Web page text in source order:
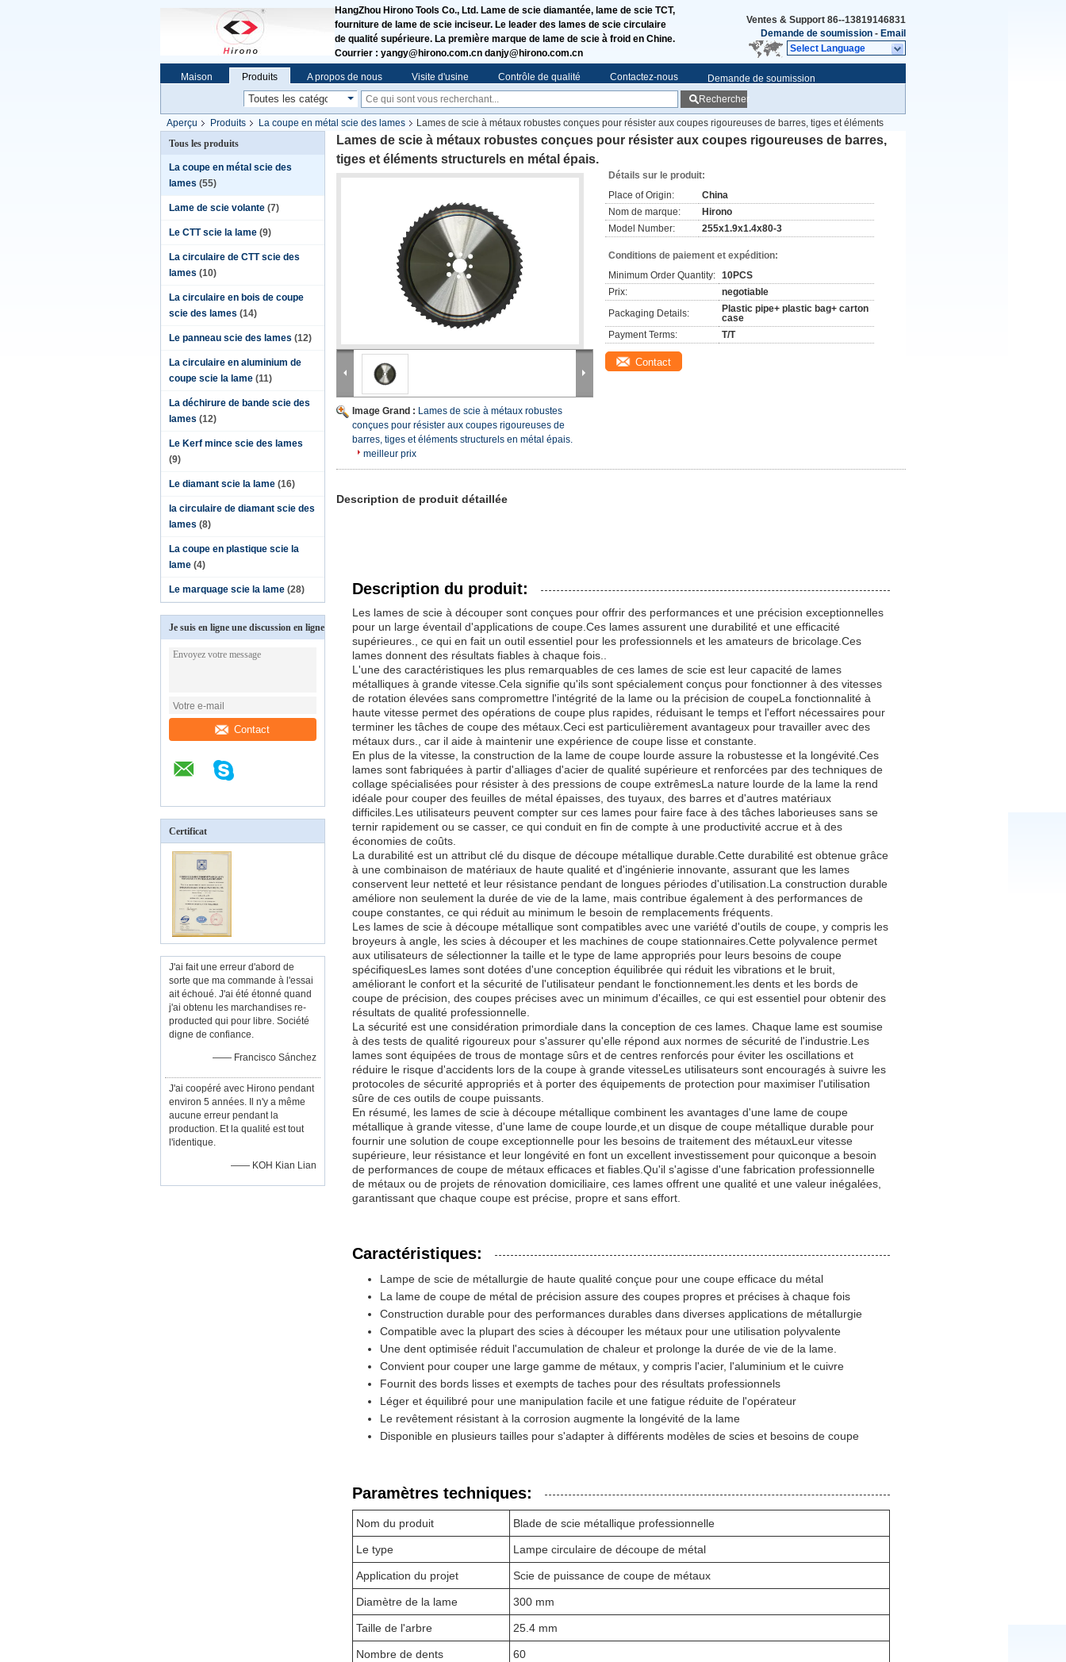
HangZhou Hirono Tools Co., Ltd. Lame de scie diamantée, lame de scie TCT,
fourniture de lame de scie inciseur. Le leader des lames de scie circulaire
de qualité supérieure. La première marque de lame de scie à froid en Chine.
Courrier : yangy@hirono.com.cn danjy@hirono.com.cn
Ventes & Support 86--13819146831
Demande de soumission - Email
Select Language
Maison Produits A propos de nous Visite d'usine Contrôle de qualité Contactez-nous
Demande de soumission
Rechercher
Aperçu Produits La coupe en métal scie des lames
Lames de scie à métaux robustes conçues pour résister aux coupes rigoureuses de barres, tiges et éléments
structurels en métal épais.
Tous les produits
La coupe en métal scie des
lames (55)
Lame de scie volante (7)
Le CTT scie la lame (9)
La circulaire de CTT scie des
lames (10)
La circulaire en bois de coupe
scie des lames (14)
Le panneau scie des lames (12)
La circulaire en aluminium de
coupe scie la lame (11)
La déchirure de bande scie des
lames (12)
Le Kerf mince scie des lames
(9)
Le diamant scie la lame (16)
la circulaire de diamant scie des
lames (8)
La coupe en plastique scie la
lame (4)
Le marquage scie la lame (28)
Je suis en ligne une discussion en ligne
Contact
Certificat
J'ai fait une erreur d'abord de
sorte que ma commande à l'essai
ait échoué. J'ai été étonné quand
j'ai obtenu les marchandises re-
producted qui pour libre. Société
digne de confiance.
—— Francisco Sánchez
J'ai coopéré avec Hirono pendant
environ 5 années. Il n'y a même
aucune erreur pendant la
production. Et la qualité est tout
l'identique.
—— KOH Kian Lian
Lames de scie à métaux robustes conçues pour résister aux coupes rigoureuses de barres,
tiges et éléments structurels en métal épais.
Image Grand : Lames de scie à métaux robustes
conçues pour résister aux coupes rigoureuses de
barres, tiges et éléments structurels en métal épais.
meilleur prix
Détails sur le produit:
Place of Origin:
China
Nom de marque:
Hirono
Model Number:
255x1.9x1.4x80-3
Conditions de paiement et expédition:
Minimum Order Quantity: 10PCS
Prix:
negotiable
Packaging Details:
Plastic pipe+ plastic bag+ carton
case
Payment Terms:
T/T
Contact
Description de produit détaillée
Description du produit:
Les lames de scie à découper sont conçues pour offrir des performances et une précision exceptionnelles
pour un large éventail d'applications de coupe.Ces lames assurent une durabilité et une efficacité
supérieures., ce qui en fait un outil essentiel pour les professionnels et les amateurs de bricolage.Ces
lames donnent des résultats fiables à chaque fois..
L'une des caractéristiques les plus remarquables de ces lames de scie est leur capacité de lames
métalliques à grande vitesse.Cela signifie qu'ils sont spécialement conçus pour fonctionner à des vitesses
de rotation élevées sans compromettre l'intégrité de la lame ou la précision de coupeLa fonctionnalité à
haute vitesse permet des opérations de coupe plus rapides, réduisant le temps et l'effort nécessaires pour
terminer les tâches de coupe des métaux.Ceci est particulièrement avantageux pour travailler avec des
métaux durs., car il aide à maintenir une expérience de coupe lisse et constante.
En plus de la vitesse, la construction de la lame de coupe lourde assure la robustesse et la longévité.Ces
lames sont fabriquées à partir d'alliages d'acier de qualité supérieure et renforcées par des techniques de
collage spécialisées pour résister à des pressions de coupe extrêmesLa nature lourde de la lame la rend
idéale pour couper des feuilles de métal épaisses, des tuyaux, des barres et d'autres matériaux
difficiles.Les utilisateurs peuvent compter sur ces lames pour faire face à des tâches laborieuses sans se
ternir rapidement ou se casser, ce qui conduit en fin de compte à une productivité accrue et à des
économies de coûts.
La durabilité est un attribut clé du disque de découpe métallique durable.Cette durabilité est obtenue grâce
à une combinaison de matériaux de haute qualité et d'ingénierie innovante, assurant que les lames
conservent leur netteté et leur résistance pendant de longues périodes d'utilisation.La construction durable
améliore non seulement la durée de vie de la lame, mais contribue également à des performances de
coupe constantes, ce qui réduit au minimum le besoin de remplacements fréquents.
Les lames de scie à découpe métallique sont compatibles avec une variété d'outils de coupe, y compris les
broyeurs à angle, les scies à découper et les machines de coupe stationnaires.Cette polyvalence permet
aux utilisateurs de sélectionner la taille et le type de lame appropriés pour leurs besoins de coupe
spécifiquesLes lames sont dotées d'une conception équilibrée qui réduit les vibrations et le bruit,
améliorant le confort et la sécurité de l'utilisateur pendant le fonctionnement.les dents et les bords de
coupe de précision, des coupes précises avec un minimum d'écailles, ce qui est essentiel pour obtenir des
résultats de qualité professionnelle.
La sécurité est une considération primordiale dans la conception de ces lames. Chaque lame est soumise
à des tests de qualité rigoureux pour s'assurer qu'elle répond aux normes de sécurité de l'industrie.Les
lames sont équipées de trous de montage sûrs et de centres renforcés pour éviter les oscillations et
réduire le risque d'accidents lors de la coupe à grande vitesseLes utilisateurs sont encouragés à suivre les
protocoles de sécurité appropriés et à porter des équipements de protection pour maximiser l'utilisation
sûre de ces outils de coupe puissants.
En résumé, les lames de scie à découpe métallique combinent les avantages d'une lame de coupe
métallique à grande vitesse, d'une lame de coupe lourde,et un disque de coupe métallique durable pour
fournir une solution de coupe exceptionnelle pour les besoins de traitement des métauxLeur vitesse
supérieure, leur résistance et leur longévité en font un excellent investissement pour quiconque a besoin
de performances de coupe de métaux efficaces et fiables.Qu'il s'agisse d'une fabrication professionnelle
de métaux ou de projets de rénovation domiciliaire, ces lames offrent une qualité et une valeur inégalées,
garantissant que chaque coupe est précise, propre et sans effort.
Caractéristiques:
Lampe de scie de métallurgie de haute qualité conçue pour une coupe efficace du métal
La lame de coupe de métal de précision assure des coupes propres et précises à chaque fois
Construction durable pour des performances durables dans diverses applications de métallurgie
Compatible avec la plupart des scies à découper les métaux pour une utilisation polyvalente
Une dent optimisée réduit l'accumulation de chaleur et prolonge la durée de vie de la lame.
Convient pour couper une large gamme de métaux, y compris l'acier, l'aluminium et le cuivre
Fournit des bords lisses et exempts de taches pour des résultats professionnels
Léger et équilibré pour une manipulation facile et une fatigue réduite de l'opérateur
Le revêtement résistant à la corrosion augmente la longévité de la lame
Disponible en plusieurs tailles pour s'adapter à différents modèles de scies et besoins de coupe
Paramètres techniques:
Nom du produit Blade de scie métallique professionnelle
Le type Lampe circulaire de découpe de métal
Application du projet Scie de puissance de coupe de métaux
Diamètre de la lame 300 mm
Taille de l'arbre 25.4 mm
Nombre de dents 60